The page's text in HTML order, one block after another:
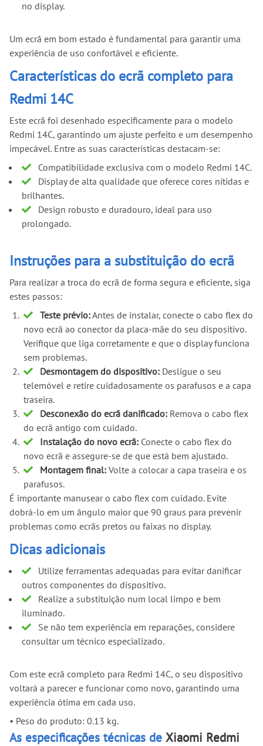
no display.
Um ecrã em bom estado é fundamental para garantir uma
experiência de uso confortável e eficiente.
Características do ecrã completo para
Redmi 14C
Este ecrã foi desenhado especificamente para o modelo
Redmi 14C, garantindo um ajuste perfeito e um desempenho
impecável. Entre as suas características destacam-se:
Compatibilidade exclusiva com o modelo Redmi 14C.
Display de alta qualidade que oferece cores nítidas e
brilhantes.
Design robusto e duradouro, ideal para uso
prolongado.
Instruções para a substituição do ecrã
Para realizar a troca do ecrã de forma segura e eficiente, siga
estes passos:
Teste prévio:Antes de instalar, conecte o cabo flex do
novo ecrã ao conector da placa-mãe do seu dispositivo.
Verifique que liga corretamente e que o display funciona
sem problemas.
Desmontagem do dispositivo: Desligue o seu
telemóvel e retire cuidadosamente os parafusos e a capa
traseira.
Desconexão do ecrã danificado: Remova o cabo flex
do ecrã antigo com cuidado.
Instalação do novo ecrã: Conecte o cabo flex do
novo ecrã e assegure-se de que está bem ajustado.
Montagem final: Volte a colocar a capa traseira e os
parafusos.
É importante manusear o cabo flex com cuidado. Evite
dobrá-lo em um ângulo maior que 90 graus para prevenir
problemas como ecrãs pretos ou faixas no display.
Dicas adicionais
Utilize ferramentas adequadas para evitar danificar
outros componentes do dispositivo.
Realize a substituição num local limpo e bem
iluminado.
Se não tem experiência em reparações, considere
consultar um técnico especializado.
Com este ecrã completo para Redmi 14C, o seu dispositivo
voltará a parecer e funcionar como novo, garantindo uma
experiência ótima em cada uso.
• Peso do produto: 0.13 kg.
As especificações técnicas de Xiaomi Redmi